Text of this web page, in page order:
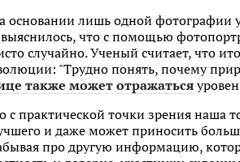
основании лишь одной фотографии
что с помощью
случайно. Ученый считает, что
"Трудно понять, почему
также может отражаться
с практической точки зрения наша
и даже может приносить
про другую информацию,